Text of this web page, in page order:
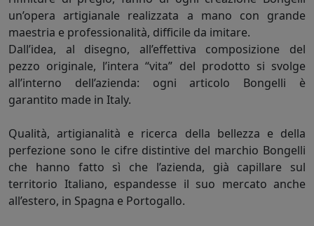
un’opera artigianale realizzata a mano con grande
maestria e professionalità, difficile da imitare.
Dall’idea, al disegno, all’effettiva composizione del
pezzo originale, l’intera “vita” del prodotto si svolge
all’interno dell’azienda: ogni articolo Bongelli è
garantito made in Italy.
Qualità, artigianalità e ricerca della bellezza e della
perfezione sono le cifre distintive del marchio Bongelli
che hanno fatto sì che l’azienda, già capillare sul
territorio Italiano, espandesse il suo mercato anche
all’estero, in Spagna e Portogallo.